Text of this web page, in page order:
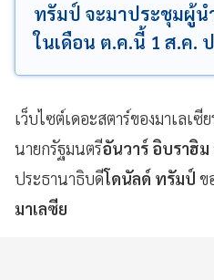
ทรัมป์ จะมาประชุมผู้น
ในเดือน ต.ค.นี้ 1 ส.ค.
เว็บไซต์เดอะสตาร์ของมาเลเซี
นายกรัฐมนตรีอันวาร์ อิบราฮิม
ประธานาธิบดีโดนัลด์ ทรัมป์ ข
มาเลซีย